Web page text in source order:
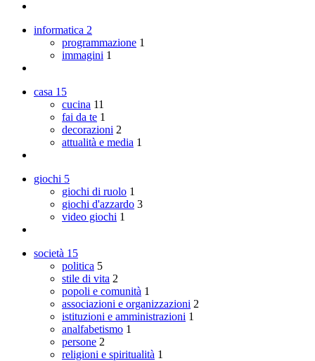
informatica 2
programmazione 1
immagini 1
casa 15
cucina 11
fai da te 1
decorazioni 2
attualità e media 1
giochi 5
giochi di ruolo 1
giochi d'azzardo 3
video giochi 1
società 15
politica 5
stile di vita 2
popoli e comunità 1
associazioni e organizzazioni 2
istituzioni e amministrazioni 1
analfabetismo 1
persone 2
religioni e spiritualità 1